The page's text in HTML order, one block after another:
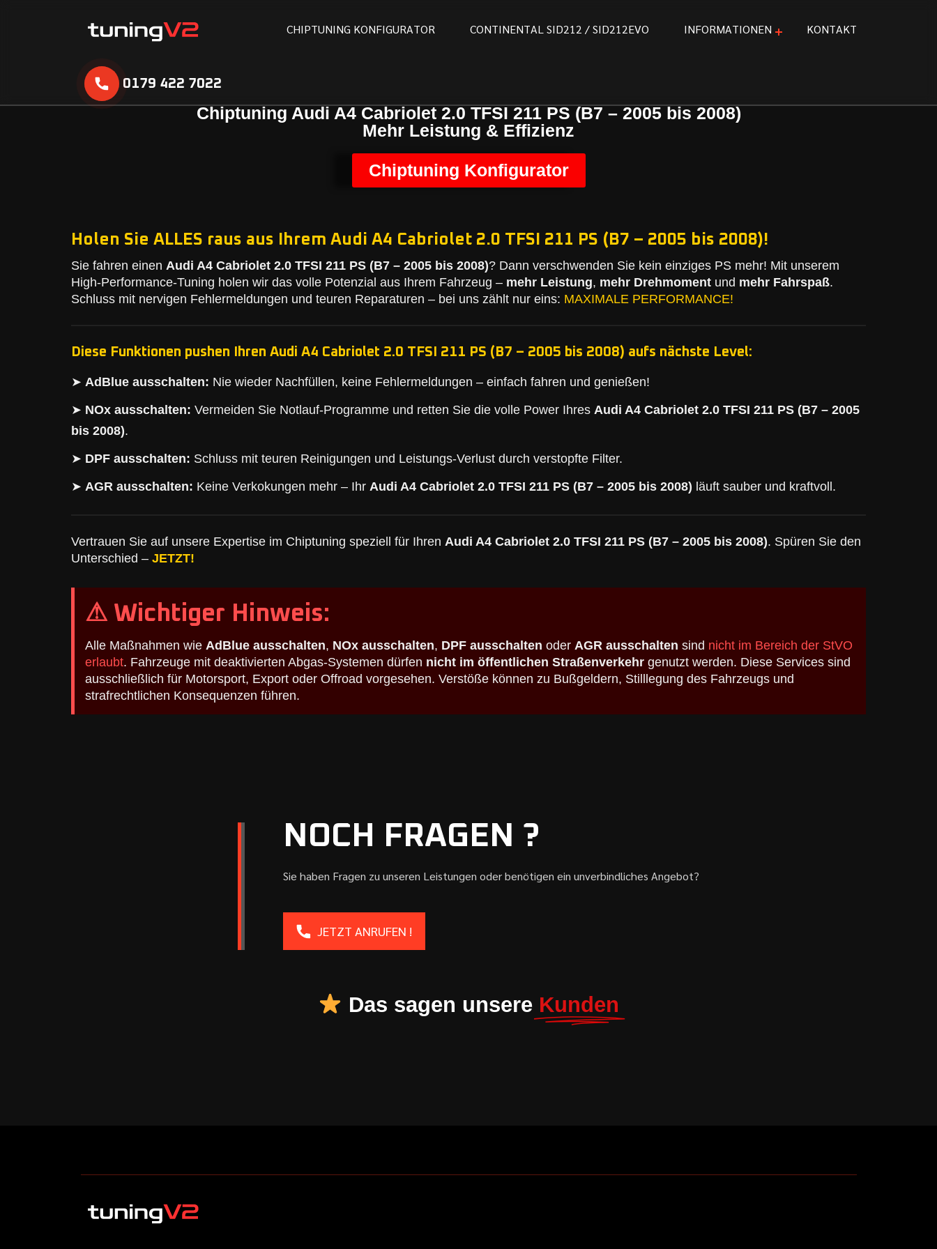
CHIPTUNING KONFIGURATOR CONTINENTAL SID21 2 / SID21 2EVO INFORMATIONEN KONTAKT
0179 422 7022
Chiptuning Audi A4 Cabriolet 2.0 TFSI 211 PS (B7 – 2005 bis 2008)
Mehr Leistung & Effizienz
Chiptuning Konfigurator
Holen Sie ALLES raus aus Ihrem Audi A4 Cabriolet 2.0 TFSI 211 PS (B7 – 2005 bis 2008)!
Sie fahren einen Audi A4 Cabriolet 2.0 TFSI 211 PS (B7 – 2005 bis 2008)? Dann verschwenden Sie kein einziges PS mehr! Mit unserem
High-Performance-Tuning holen wir das volle Potenzial aus Ihrem Fahrzeug – mehr Leistung, mehr Drehmoment und mehr Fahrspaß.
Schluss mit nervigen Fehlermeldungen und teuren Reparaturen – bei uns zählt nur eins: MAXIMALE PERFORMANCE!
Diese Funktionen pushen Ihren Audi A4 Cabriolet 2.0 TFSI 211 PS (B7 – 2005 bis 2008) aufs nächste Level:
➤ AdBlue ausschalten: Nie wieder Nachfüllen, keine Fehlermeldungen – einfach fahren und genießen!
➤ NOx ausschalten: Vermeiden Sie Notlauf-Programme und retten Sie die volle Power Ihres Audi A4 Cabriolet 2.0 TFSI 211 PS (B7 – 2005
bis 2008).
➤ DPF ausschalten: Schluss mit teuren Reinigungen und Leistungs-Verlust durch verstopfte Filter.
➤ AGR ausschalten: Keine Verkokungen mehr – Ihr Audi A4 Cabriolet 2.0 TFSI 211 PS (B7 – 2005 bis 2008) läuft sauber und kraftvoll.
Vertrauen Sie auf unsere Expertise im Chiptuning speziell für Ihren Audi A4 Cabriolet 2.0 TFSI 211 PS (B7 – 2005 bis 2008). Spüren Sie den
Unterschied – JETZT!
⚠ Wichtiger Hinweis:
Alle Maßnahmen wie AdBlue ausschalten, NOx ausschalten, DPF ausschalten oder AGR ausschalten sind nicht im Bereich der StVO
erlaubt. Fahrzeuge mit deaktivierten Abgas-Systemen dürfen nicht im öffentlichen Straßenverkehr genutzt werden. Diese Services sind
ausschließlich für Motorsport, Export oder Offroad vorgesehen. Verstöße können zu Bußgeldern, Stilllegung des Fahrzeugs und
strafrechtlichen Konsequenzen führen.
NOCH FRAGEN ?
Sie haben Fragen zu unseren Leistungen oder benötigen ein unverbindliches Angebot?
JETZT ANRUFEN !
Das sagen unsere Kunden